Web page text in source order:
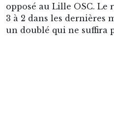
opposé au Lille OSC. Le
3 à 2 dans les dernières
un doublé qui ne suffira